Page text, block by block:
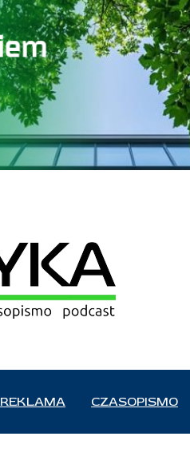
REKLAMA CZASOPISMO